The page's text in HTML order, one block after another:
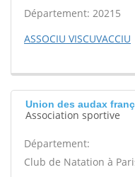
Département: 20215
ASSOCIU VISCUVACCIU
Union des audax
Association sportive
Département:
Club de Natation à